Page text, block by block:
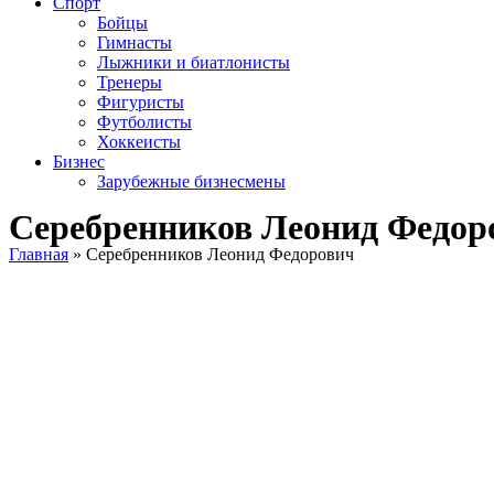
Бойцы
Гимнасты
Лыжники и биатлонисты
Тренеры
Фигуристы
Футболисты
Хоккеисты
Бизнес
Зарубежные бизнесмены
Серебренников Леонид
Главная » Серебренников Леонид Федорович